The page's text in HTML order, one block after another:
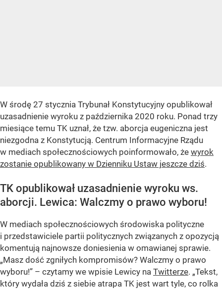
W środę 27 stycznia Trybunał Konstytucyjny opublikował
uzasadnienie wyroku z października 2020 roku. Ponad trzy
miesiące temu TK uznał, że tzw. aborcja eugeniczna jest
niezgodna z Konstytucją. Centrum Informacyjne Rządu
w mediach społecznościowych poinformowało, że wyrok
zostanie opublikowany w Dzienniku Ustaw jeszcze dziś.
TK opublikował uzasadnienie wyroku ws.
aborcji. Lewica: Walczmy o prawo wyboru!
W mediach społecznościowych środowiska polityczne
i przedstawiciele partii politycznych związanych z opozycją
komentują najnowsze doniesienia w omawianej sprawie.
„Masz dość zgniłych kompromisów? Walczmy o prawo
wyboru!” – czytamy we wpisie Lewicy na Twitterze. „Tekst,
który wydała dziś z siebie atrapa TK jest wart tyle, co rolka